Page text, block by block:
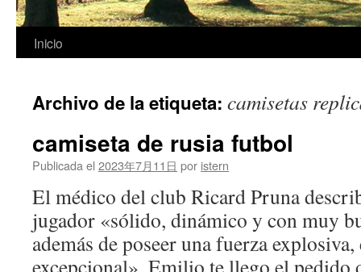
Saltar
contenido
Inicio
Archivo de la etiqueta: camisetas
camiseta de rusia futbol
Publicada el 2023年7月11日 por istern
El médico del club Ricard Pruna
jugador «sólido, dinámico y con muy
además de poseer una fuerza explosiva,
excepcional». Emilio te llego el pedido